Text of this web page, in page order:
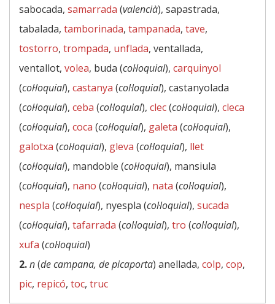
sabocada, samarrada (valencià), sapastrada,
tabalada, tamborinada, tampanada, tave,
tostorro, trompada, unflada, ventallada,
ventallot, volea, buda (col·loquial), carquinyol
(col·loquial), castanya (col·loquial), castanyolada
(col·loquial), ceba (col·loquial), clec(col·loquial), cleca
(col·loquial), coca (col·loquial), galeta (col·loquial),
galotxa (col·loquial), gleva (col·loquial), llet
(col·loquial), mandoble (col·loquial), mansiula
(col·loquial), nano (col·loquial), nata (col·loquial),
nespla (col·loquial), nyespla (col·loquial), sucada
(col·loquial), tafarrada (col·loquial), tro (col·loquial),
xufa (col·loquial)
2.n(de campana, de picaporta) anellada, colp, cop,
pic, repicó, toc, truc